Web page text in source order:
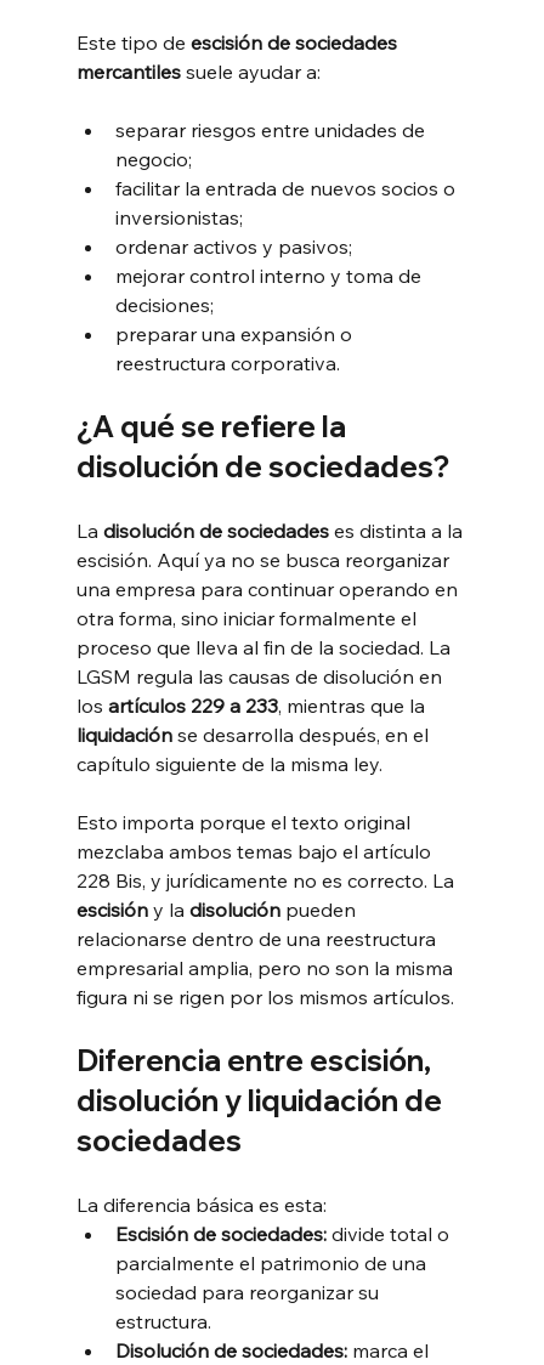
Este tipo de escisión de sociedades
mercantiles suele ayudar a:
separar riesgos entre unidades de
negocio;
facilitar la entrada de nuevos socios o
inversionistas;
ordenar activos y pasivos;
mejorar control interno y toma de
decisiones;
preparar una expansión o
reestructura corporativa.
¿A qué se refiere la
disolución de sociedades?
La disolución de sociedades es distinta a la
escisión. Aquí ya no se busca reorganizar
una empresa para continuar operando en
otra forma, sino iniciar formalmente el
proceso que lleva al fin de la sociedad. La
LGSM regula las causas de disolución en
los artículos 229 a 233, mientras que la
liquidación se desarrolla después, en el
capítulo siguiente de la misma ley.
Esto importa porque el texto original
mezclaba ambos temas bajo el artículo
228 Bis, y jurídicamente no es correcto. La
escisión y la disolución pueden
relacionarse dentro de una reestructura
empresarial amplia, pero no son la misma
figura ni se rigen por los mismos artículos.
Diferencia entre escisión,
disolución y liquidación de
sociedades
La diferencia básica es esta:
Escisión de sociedades: divide total o
parcialmente el patrimonio de una
sociedad para reorganizar su
estructura.
Disolución de sociedades: marca el